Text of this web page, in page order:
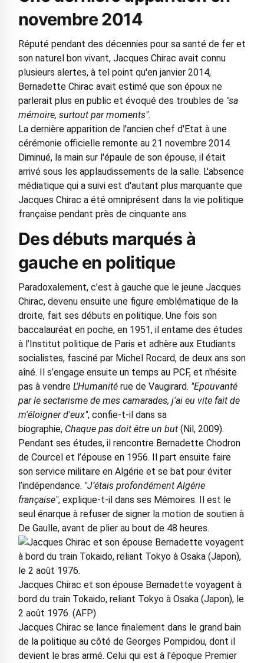
novembre 2014
Réputé pendant des décennies pour sa santé de fer et
son naturel bon vivant, Jacques Chirac avait connu
plusieurs alertes, à tel point qu'en janvier 2014,
Bernadette Chirac avait estimé que son époux ne
parlerait plus en public et évoqué des troubles de "sa
mémoire, surtout par moments".
La dernière apparition de l'ancien chef d'Etat à une
cérémonie officielle remonte au 21 novembre 2014.
Diminué, la main sur l'épaule de son épouse, il était
arrivé sous les applaudissements de la salle. L'absence
médiatique qui a suivi est d'autant plus marquante que
Jacques Chirac a été omniprésent dans la vie politique
française pendant près de cinquante ans.
Des débuts marqués à
gauche en politique
Paradoxalement, c'est à gauche que le jeune Jacques
Chirac, devenu ensuite une figure emblématique de la
droite, fait ses débuts en politique. Une fois son
baccalauréat en poche, en 1951, il entame des études
à l’Institut politique de Paris et adhère aux Etudiants
socialistes, fasciné par Michel Rocard, de deux ans son
aîné. Il s’engage ensuite un temps au PCF, et n'hésite
pas à vendre L'Humanitérue de Vaugirard. "Epouvanté
par le sectarisme de mes camarades, j'ai eu vite fait de
m'éloigner d'eux", confie-t-il dans sa
biographie, Chaque pas doit être un but (Nil, 2009).
Pendant ses études, il rencontre Bernadette Chodron
de Courcel et l’épouse en 1956. Il part ensuite faire
son service militaire en Algérie et se bat pour éviter
l’indépendance. "J’étais profondément Algérie
française", explique-t-il dans ses Mémoires. Il est le
seul énarque à refuser de signer la motion de soutien à
De Gaulle, avant de plier au bout de 48 heures.
Jacques Chirac et son épouse Bernadette voyagent à
bord du train Tokaido, reliant Tokyo à Osaka (Japon), le
2 août 1976. (AFP)
Jacques Chirac se lance finalement dans le grand bain
de la politique au côté de Georges Pompidou, dont il
devient le bras armé. Celui qui est à l'époque Premier